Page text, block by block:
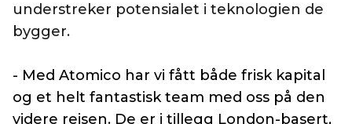
understreker potensialet i teknologien de
bygger.
- Med Atomico har vi fått både frisk kapital
og et helt fantastisk team med oss på den
videre reisen. De er i tillegg London-basert,